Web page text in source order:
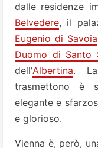
dalle residenze
Belvedere, il
Eugenio di Savoia
Duomo di Santo
dell'Albertina.
trasmettono è
elegante e
e glorioso.
Vienna è, però,